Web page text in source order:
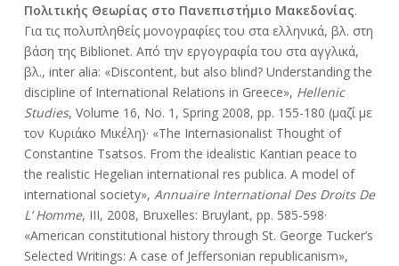
Πολιτικής Θεωρίας στο Πανεπιστήμιο Μακεδονίας.
Για τις πολυπληθείς μονογραφίες του στα ελληνικά, βλ. στη
βάση της Biblionet. Από την εργογραφία του στα αγγλικά,
βλ., inter alia: «Discontent, but also blind? Understanding the
discipline of International Relations in Greece», Hellenic
Studies, Volume 16, No. 1, Spring 2008, pp. 155-180 (μαζί με
τον Κυριάκο Μικέλη)· «The Internasionalist Thought οf
Constantine Tsatsos. From the idealistic Kantian peace to
the realistic Hegelian international res publica. A model of
international society», Annuaire International Des Droits De
L’ Homme, III, 2008, Bruxelles: Bruylant, pp. 585-598·
«American constitutional history through St. George Tucker’s
Selected Writings: A case of Jeffersonian republicanism»,